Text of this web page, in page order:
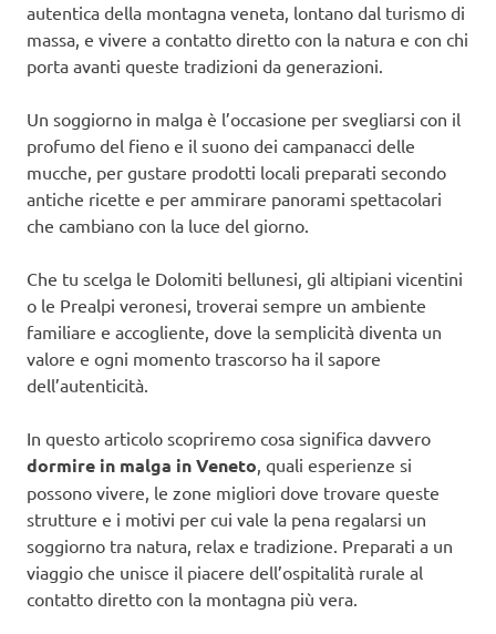
autentica della montagna veneta, lontano dal turismo di
massa, e vivere a contatto diretto con la natura e con chi
porta avanti queste tradizioni da generazioni.
Un soggiorno in malga è l’occasione per svegliarsi con il
profumo del fieno e il suono dei campanacci delle
mucche, per gustare prodotti locali preparati secondo
antiche ricette e per ammirare panorami spettacolari
che cambiano con la luce del giorno.
Che tu scelga le Dolomiti bellunesi, gli altipiani vicentini
o le Prealpi veronesi, troverai sempre un ambiente
familiare e accogliente, dove la semplicità diventa un
valore e ogni momento trascorso ha il sapore
dell’autenticità.
In questo articolo scopriremo cosa significa davvero
dormire in malga in Veneto, quali esperienze si
possono vivere, le zone migliori dove trovare queste
strutture e i motivi per cui vale la pena regalarsi un
soggiorno tra natura, relax e tradizione. Preparati a un
viaggio che unisce il piacere dell’ospitalità rurale al
contatto diretto con la montagna più vera.